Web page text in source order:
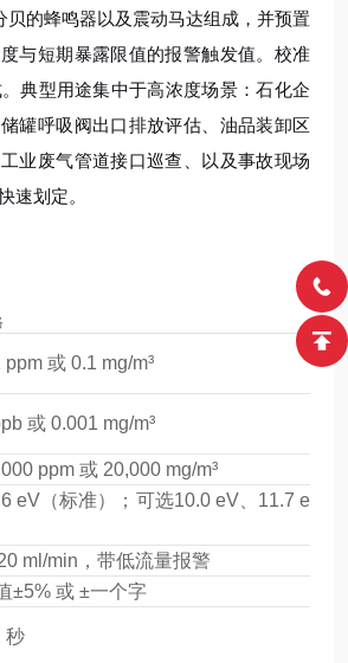
贝的蜂鸣器以及震动马达组成，并预置
与短期暴露限值的报警触发值。校准
典型用途集中于高浓度场景：石化企
罐呼吸阀出口排放评估、油品装卸区
业废气管道接口巡查、以及事故现场
速划定。
ppm 或 0.1 mg/m³
或 0.001 mg/m³
ppm 或 20,000 mg/m³
eV（标准）；可选10.0 eV、11.7 e
ml/min，带低流量报警
±5% 或 ±一个字
秒